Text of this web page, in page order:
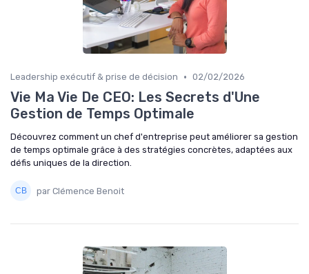
Leadership exécutif & prise de décision • 02/02/2026
Vie Ma Vie De CEO: Les Secrets d'Une
Gestion de Temps Optimale
Découvrez comment un chef d'entreprise peut améliorer sa gestion
de temps optimale grâce à des stratégies concrètes, adaptées aux
défis uniques de la direction.
par Clémence Benoit